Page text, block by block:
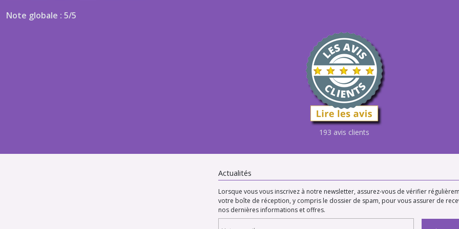
Note globale : 5/5
193 avis clients
Actualités
Lorsque vous vous inscrivez à notre newsletter, assurez-vous de vérifier
votre boîte de réception, y compris le dossier de spam, pour vous assurer de
nos dernières informations et offres.